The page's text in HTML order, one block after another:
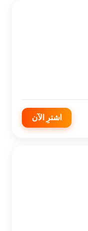
اشترِ الآن